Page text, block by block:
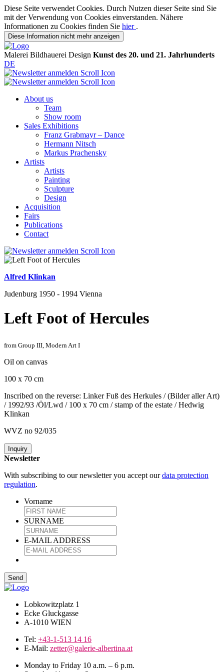
Diese Seite verwendet Cookies. Durch Nutzen dieser Seite sind Sie
mit der Verwendung von Cookies einverstanden. Nähere
Informationen zu Cookies finden Sie hier .
Diese Information nicht mehr anzeigen
Malerei Bildhauerei Design Kunst des 20. und 21. Jahrhunderts
DE
About us
Team
Show room
Sales Exhibitions
Franz Grabmayr – Dance
Hermann Nitsch
Markus Prachensky
Artists
Artists
Painting
Sculpture
Design
Acquisition
Fairs
Publications
Contact
Alfred Klinkan
Judenburg 1950 - 1994 Vienna
Left Foot of Hercules
from Group III, Modern Art I
Oil on canvas
100 x 70 cm
Inscribed on the reverse: Linker Fuß des Herkules / (Bilder aller Art)
/ 1992/93 /Öl/Lwd / 100 x 70 cm / stamp of the estate / Hedwig
Klinkan
WVZ no 92/035
Inquiry
Newsletter
With subscribing to our newsletter you accept ourdata protection
regulation.
Vorname
SURNAME
E-MAIL ADDRESS
Lobkowitzplatz 1
Ecke Gluckgasse
A-1010 WIEN
Tel: +43-1-513 14 16
E-Mail: zetter@galerie-albertina.at
Monday to Friday 10 a.m. – 6 p.m.